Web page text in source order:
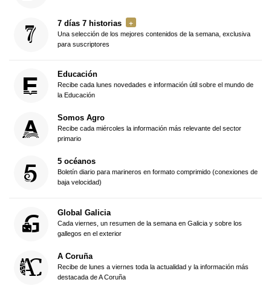
7 días 7 historias
Una selección de los mejores contenidos de la semana, exclusiva
para suscriptores
Educación
Recibe cada lunes novedades e información útil sobre el mundo de
la Educación
Somos Agro
Recibe cada miércoles la información más relevante del sector
primario
5 océanos
Boletín diario para marineros en formato comprimido (conexiones de
baja velocidad)
Global Galicia
Cada viernes, un resumen de la semana en Galicia y sobre los
gallegos en el exterior
A Coruña
Recibe de lunes a viernes toda la actualidad y la información más
destacada de A Coruña